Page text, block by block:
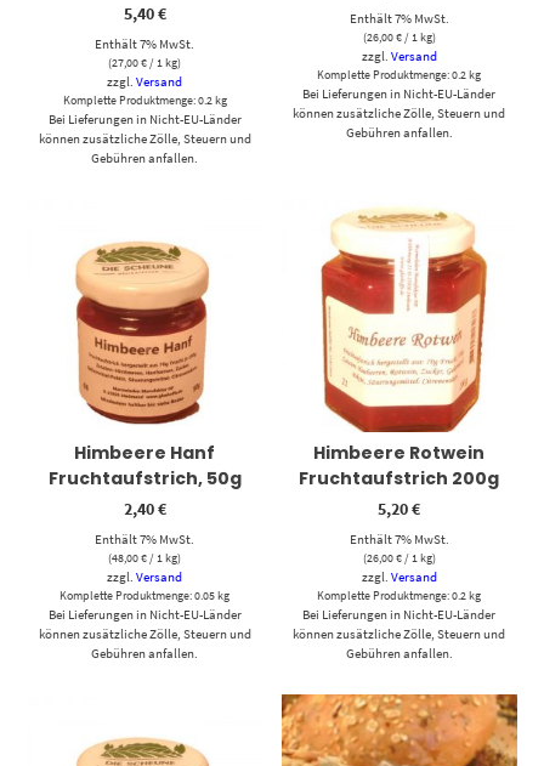
5,40€
Enthält 7% MwSt.
(27,00€/ 1 kg)
zzgl.Versand
Komplette Produktmenge: 0.2 kg
Bei Lieferungen in Nicht-EU-Länder
können zusätzliche Zölle, Steuern und
Gebühren anfallen.
Enthält 7% MwSt.
(26,00€/ 1 kg)
zzgl. Versand
Komplette Produktmenge: 0.2 kg
Bei Lieferungen in Nicht-EU-Länder
können zusätzliche Zölle, Steuern und
Gebühren anfallen.
Himbeere Hanf
Fruchtaufstrich, 50g
2,40€
Enthält 7% MwSt.
(48,00€/ 1 kg)
zzgl.Versand
Komplette Produktmenge: 0.05 kg
Bei Lieferungen in Nicht-EU-Länder
können zusätzliche Zölle, Steuern und
Gebühren anfallen.
Himbeere Rotwein
Fruchtaufstrich 200g
5,20€
Enthält 7% MwSt.
(26,00€/ 1 kg)
zzgl. Versand
Komplette Produktmenge: 0.2 kg
Bei Lieferungen in Nicht-EU-Länder
können zusätzliche Zölle, Steuern und
Gebühren anfallen.